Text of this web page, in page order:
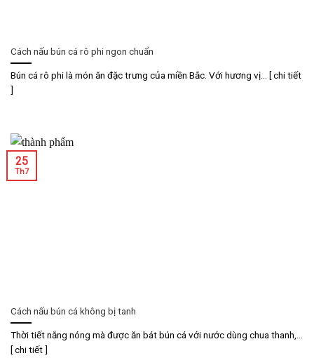
Cách nấu bún cá rô phi ngon chuẩn
Bún cá rô phi là món ăn đặc trưng của miền Bắc. Với hương vị... [ chi tiết
]
Cách nấu bún cá không bị tanh
Thời tiết nắng nóng mà được ăn bát bún cá với nước dùng chua thanh,...
[ chi tiết ]
25
Th7